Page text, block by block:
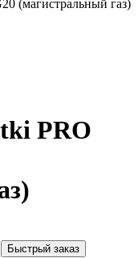
PRO
Быстрый заказ